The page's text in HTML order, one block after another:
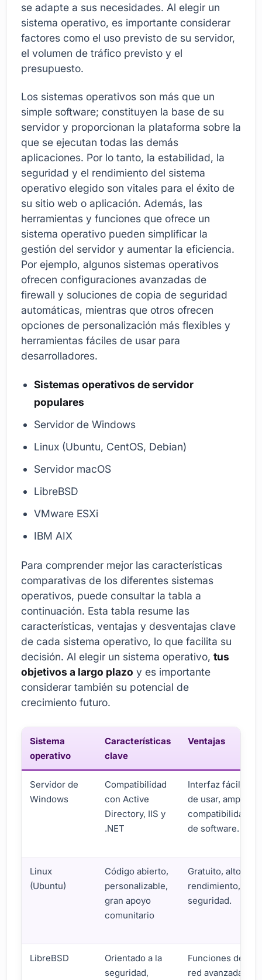
se adapte a sus necesidades. Al elegir un
sistema operativo, es importante considerar
factores como el uso previsto de su servidor,
el volumen de tráfico previsto y el
presupuesto.
Los sistemas operativos son más que un
simple software; constituyen la base de su
servidor y proporcionan la plataforma sobre la
que se ejecutan todas las demás
aplicaciones. Por lo tanto, la estabilidad, la
seguridad y el rendimiento del sistema
operativo elegido son vitales para el éxito de
su sitio web o aplicación. Además, las
herramientas y funciones que ofrece un
sistema operativo pueden simplificar la
gestión del servidor y aumentar la eficiencia.
Por ejemplo, algunos sistemas operativos
ofrecen configuraciones avanzadas de
firewall y soluciones de copia de seguridad
automáticas, mientras que otros ofrecen
opciones de personalización más flexibles y
herramientas fáciles de usar para
desarrolladores.
Sistemas operativos de servidor
populares
Servidor de Windows
Linux (Ubuntu, CentOS, Debian)
Servidor macOS
LibreBSD
VMware ESXi
IBM AIX
Para comprender mejor las características
comparativas de los diferentes sistemas
operativos, puede consultar la tabla a
continuación. Esta tabla resume las
características, ventajas y desventajas clave
de cada sistema operativo, lo que facilita su
decisión. Al elegir un sistema operativo, tus
objetivos a largo plazo y es importante
considerar también su potencial de
crecimiento futuro.
Sistema
operativo
Características
clave
Ventajas
Servidor de
Windows
Compatibilidad
con Active
Directory, IIS y
.NET
Interfaz fácil
de usar, amplia
compatibilidad
de software.
Linux
(Ubuntu)
Código abierto,
personalizable,
gran apoyo
comunitario
Gratuito, alto
rendimiento,
seguridad.
LibreBSD
Orientado a la
seguridad,
Funciones de
red avanzadas,